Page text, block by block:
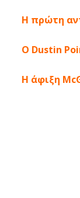
Η πρώτη
O Dustin
Η άφιξη